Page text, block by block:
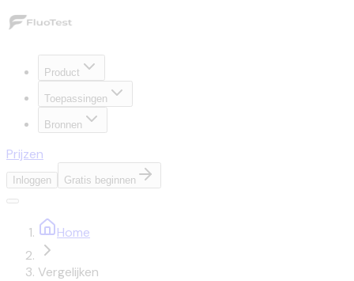
Product
Toepassingen
Bronnen
Prijzen
Inloggen Gratis beginnen
Home
Vergelijken